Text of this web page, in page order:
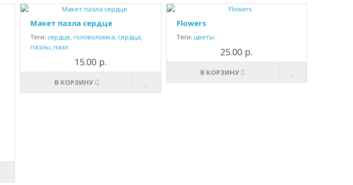
Макет пазла сердце
Теги: сердце,головоломка,сердца,
пазлы,пазл
15.00 р.
В КОРЗИНУ
Flowers
Теги: цветы
25.00 р.
В КОРЗИНУ